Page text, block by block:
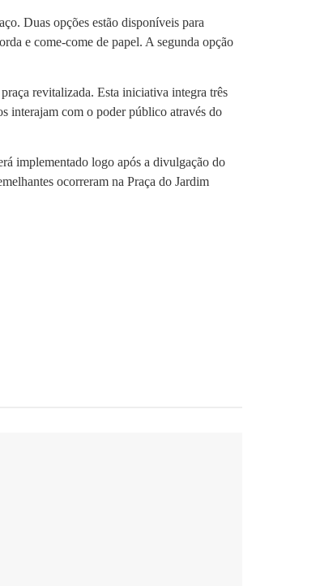
Duas opções estão disponíveis para
e come-come de papel. A segunda opção
revitalizada. Esta iniciativa integra três
interajam com o poder público através do
implementado logo após a divulgação do
ocorreram na Praça do Jardim